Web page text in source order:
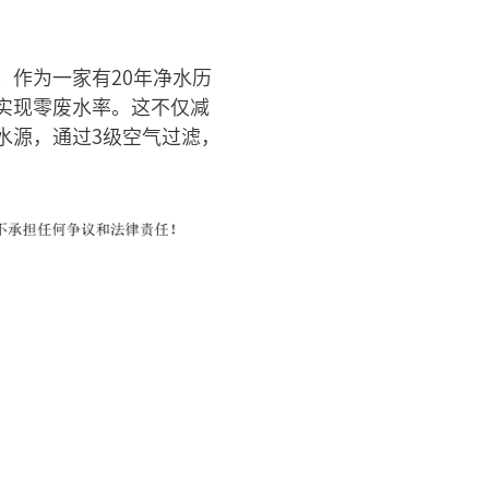
为一家有20年净水历
现零废水率。这不仅减
，通过3级空气过滤，